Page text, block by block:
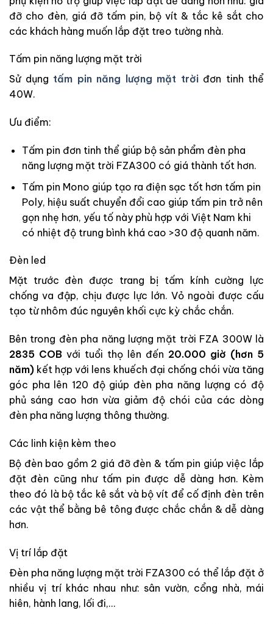
đỡ cho đèn, giá đỡ tấm pin, bộ vít & tắc kê sắt cho
các khách hàng muốn lắp đặt treo tường nhà.
Tấm pin năng lượng mặt trời
Sử dụng tấm pin năng lượng mặt trờiđơn tinh thể
40W.
Ưu điểm:
Tấm pin đơn tinh thể giúp bộ sản phẩm đèn pha
năng lượng mặt trời FZA300 có giá thành tốt hơn.
Tấm pin Mono giúp tạo ra điện sạc tốt hơn tấm pin
Poly, hiệu suất chuyển đổi cao giúp tấm pin trở nên
gọn nhẹ hơn, yếu tố này phù hợp với Việt Nam khi
có nhiệt độ trung bình khá cao >30 độ quanh năm.
Đèn led
Mặt trước đèn được trang bị tấm kính cường lực
chống va đập, chịu được lực lớn. Vỏ ngoài được cấu
tạo từ nhôm đúc nguyên khối cực kỳ chắc chắn.
Bên trong đèn pha năng lượng mặt trời FZA 300W là
2835 COB với tuổi thọ lên đến 20.000 giờ (hơn 5
năm) kết hợp với lens khuếch đại chống chói vừa tăng
góc pha lên 120 độ giúp đèn pha năng lượng có độ
phủ sáng cao hơn vừa giảm độ chói của các dòng
đèn pha năng lượng thông thường.
Các linh kiện kèm theo
Bộ đèn bao gồm 2 giá đỡ đèn & tấm pin giúp việc lắp
đặt đèn cũng như tấm pin được dễ dàng hơn. Kèm
theo đó là bộ tắc kê sắt và bộ vít để cố định đèn trên
các vật thể bằng bê tông được chắc chắn & dễ dàng
hơn.
Vị trí lắp đặt
Đèn pha năng lượng mặt trời FZA300 có thể lắp đặt ở
nhiều vị trí khác nhau như: sân vườn, cổng nhà, mái
hiên, hành lang, lối đi,…